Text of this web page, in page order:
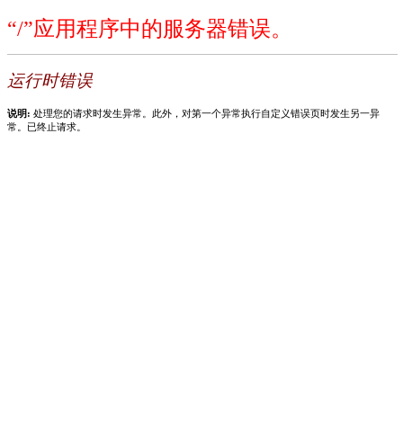
“/”应用程序中的服务器错误。
运行时错误
说明: 处理您的请求时发生异常。此外，对第一个异常执行自定义错误页时发生另一异
常。已终止请求。